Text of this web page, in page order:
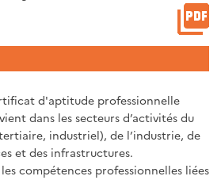
d'aptitude professionnelle
dans les secteurs d’activités du
industriel), de l’industrie, de
et des infrastructures.
compétences professionnelles liées